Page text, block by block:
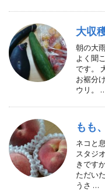
大収
朝の大
よく聞
です。
お裾分
ウリ。
もも
ネコと
スタジ
きです
ただい
うさ …